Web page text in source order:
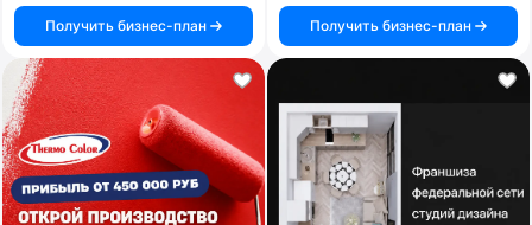
Получить бизнес-план
Получить бизнес-план